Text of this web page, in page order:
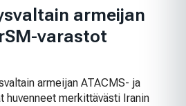
armeijan
varastot
armeijan ATACMS- ja
huvenneet merkittävästi Iranin